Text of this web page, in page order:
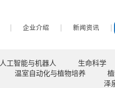
企业介绍 新闻资讯
人工智能与机器人 生命科学
温室自动化与植物培养
泽